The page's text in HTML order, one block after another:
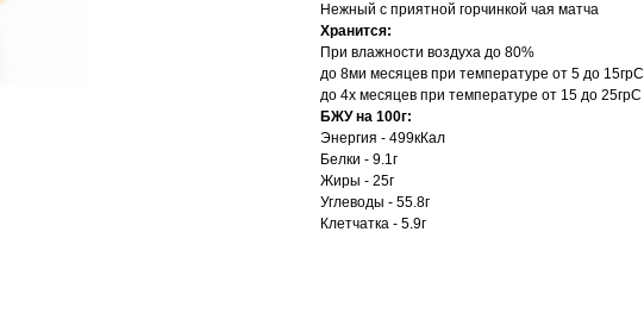
Нежный с приятной горчинкой чая матча
Хранится:
При влажности воздуха до 80%
до 8ми месяцев при температуре от 5 до 15грС
до 4х месяцев при температуре от 15 до 25грС
БЖУ на 100г:
Энергия - 499кКал
Белки - 9.1г
Жиры - 25г
Углеводы - 55.8г
Клетчатка - 5.9г